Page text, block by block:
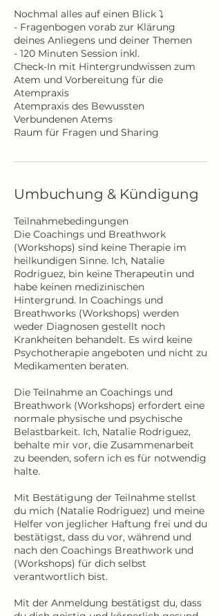
Nochmal alles auf einen Blick ⤵️
- Fragenbogen vorab zur Klärung
deines Anliegens und deiner Themen
- 120 Minuten Session inkl.
Check-In mit Hintergrundwissen zum
Atem und Vorbereitung für die
Atempraxis
Atempraxis des Bewussten
Verbundenen Atems
Raum für Fragen und Sharing
Umbuchung & Kündigung
Teilnahmebedingungen
Die Coachings und Breathwork
(Workshops) sind keine Therapie im
heilkundigen Sinne. Ich, Natalie
Rodriguez, bin keine Therapeutin und
habe keinen medizinischen
Hintergrund. In Coachings und
Breathworks (Workshops) werden
weder Diagnosen gestellt noch
Krankheiten behandelt. Es wird keine
Psychotherapie angeboten und nicht zu
Medikamenten beraten.
Die Teilnahme an Coachings und
Breathwork (Workshops) erfordert eine
normale physische und psychische
Belastbarkeit. Ich, Natalie Rodriguez,
behalte mir vor, die Zusammenarbeit
zu beenden, sofern ich es für notwendig
halte.
Mit Bestätigung der Teilnahme stellst
du mich (Natalie Rodriguez) und meine
Helfer von jeglicher Haftung frei und du
bestätigst, dass du vor, während und
nach den Coachings Breathwork und
(Workshops) für dich selbst
verantwortlich bist.
Mit der Anmeldung bestätigst du, dass